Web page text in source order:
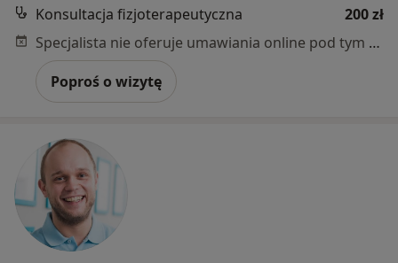
Konsultacja fizjoterapeutyczna
200 zł
Specjalista nie oferuje umawiania online pod tym adresem.
Poproś o wizytę